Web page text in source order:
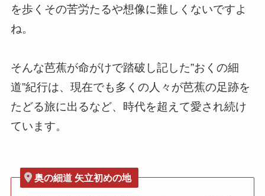
を歩くその苦労たるや想像に難しくないですよ
ね。
そんな芭蕉が命がけで踏破し記した”おくの細
道”紀行は、現在でも多くの人々が芭蕉の足跡を
たどる旅に出るなど、時代を超えて愛され続け
ています。
奥の細道 矢立初めの地